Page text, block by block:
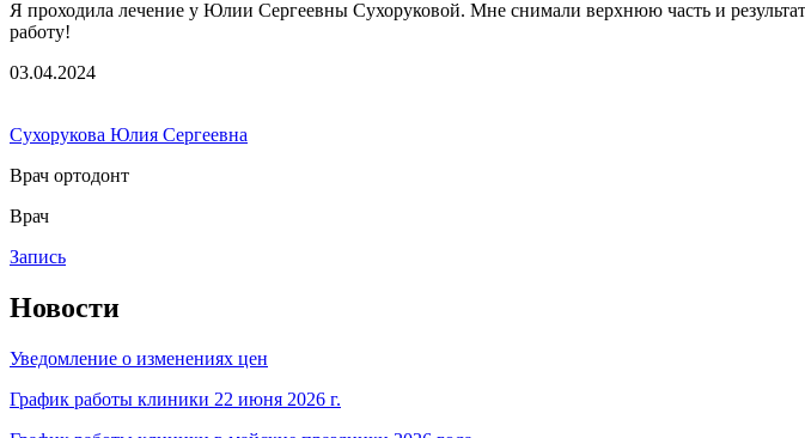
Я проходила лечение у Юлии Сергеевны Сухоруковой. Мне снимали верхнюю часть и
работу!
03.04.2024
Сухорукова Юлия Сергеевна
Врач ортодонт
Врач
Запись
Новости
Уведомление о изменениях цен
График работы клиники 22 июня 2026 г.